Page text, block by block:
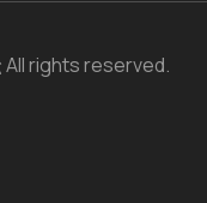
All rights reserved.